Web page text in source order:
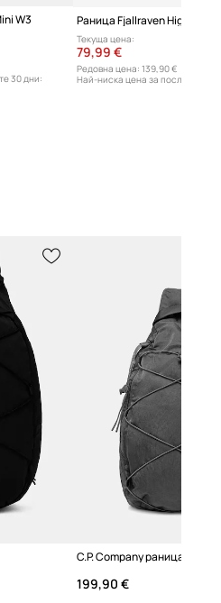
W3
30 дни:
Текуща цена:
79,99 €
Редовна цена: 139,90 €
Най-ниска цена за последните
C.P. Company раница
199,90 €